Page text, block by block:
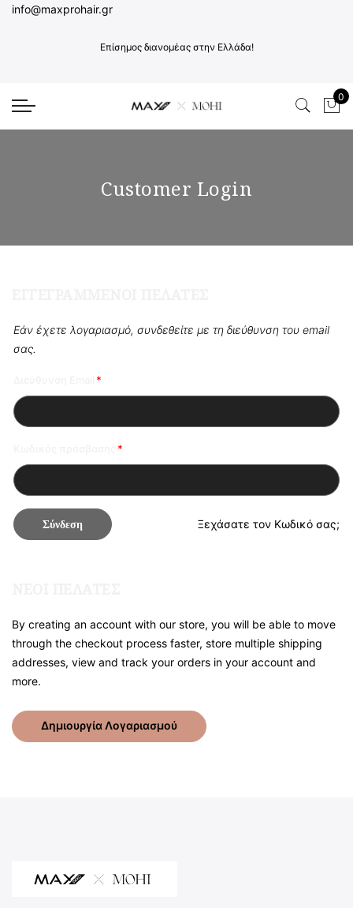
info@maxprohair.gr
Επίσημος διανομέας στην Ελλάδα!
Το
0
Customer Login
Εάν έχετε λογαριασμό, συνδεθείτε με τη διεύθυνση του email
σας.
Σύνδεση Ξεχάσατε τον Κωδικό σας;
By creating an account with our store, you will be able to move
through the checkout process faster, store multiple shipping
addresses, view and track your orders in your account and
more.
Δημιουργία Λογαριασμού